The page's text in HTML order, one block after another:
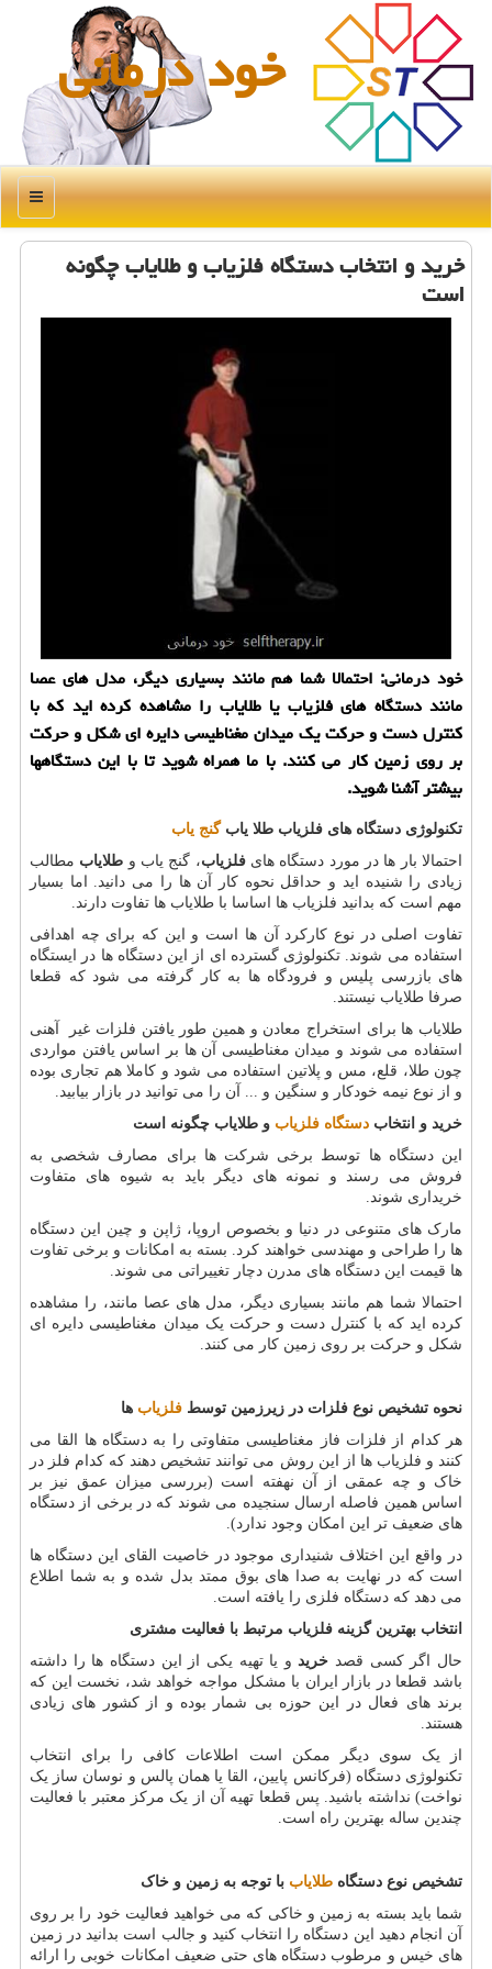
خود درمانی
منو
خرید و انتخاب دستگاه فلزیاب و طلایاب چگونه
است
خود درمانی: احتمالا شما هم مانند بسیاری دیگر، مدل های عصا
مانند دستگاه های فلزیاب یا طلایاب را مشاهده كرده اید كه با
كنترل دست و حركت یك میدان مغناطیسی دایره ای شكل و حركت
بر روی زمین كار می كنند. با ما همراه شوید تا با این دستگاهها
بیشتر آشنا شوید.
تکنولوژی دستگاه‌ های فلزیاب طلا یابگنج‌ یاب
احتمالا بار ها در مورد دستگاه هایفلزیاب، گنج یاب و طلایاب مطالب
زیادی را شنیده اید و حداقل نحوه کار آن ها را می دانید. اما بسیار
مهم است که بدانید فلزیاب ها اساسا با طلایاب ها تفاوت دارند.
تفاوت اصلی در نوع کارکرد آن ها است و این که برای چه اهدافی
استفاده می شوند. تکنولوژی گسترده ای از این دستگاه ها در ایستگاه
های بازرسی پلیس و فرودگاه ها به کار گرفته می شود که قطعا
صرفا طلایاب نیستند.
طلایاب ها برای استخراج معادن و همین طور یافتن فلزات غیر آهنی
استفاده می شوند و میدان مغناطیسی آن ها بر اساس یافتن مواردی
چون طلا، قلع، مس و پلاتین استفاده می شود و کاملا هم تجاری بوده
و از نوع نیمه خودکار و سنگین و ... آن را می توانید در بازار بیابید.
خرید و انتخاب دستگاه فلزیاب و طلایاب چگونه است
این دستگاه ها توسط برخی شرکت ها برای مصارف شخصی به
فروش می رسند و نمونه های دیگر باید به شیوه های متفاوت
خریداری شوند.
مارک های متنوعی در دنیا و بخصوص اروپا، ژاپن و چین این دستگاه
ها را طراحی و مهندسی خواهند کرد. بسته به امکانات و برخی تفاوت
ها قیمت این دستگاه های مدرن دچار تغییراتی می شوند.
احتمالا شما هم مانند بسیاری دیگر، مدل های عصا مانند، را مشاهده
کرده اید که با کنترل دست و حرکت یک میدان مغناطیسی دایره ای
شکل و حرکت بر روی زمین کار می کنند.
نحوه تشخیص نوع فلزات در زیرزمین توسط فلزیاب ها
هر کدام از فلزات فاز مغناطیسی متفاوتی را به دستگاه ها القا می
کنند و فلزیاب ها از این روش می توانند تشخیص دهند که کدام فلز در
خاک و چه عمقی از آن نهفته است (بررسی میزان عمق نیز بر
اساس همین فاصله ارسال سنجیده می شوند که در برخی از دستگاه
های ضعیف تر این امکان وجود ندارد).
در واقع این اختلاف شنیداری موجود در خاصیت القای این دستگاه ها
است که در نهایت به صدا های بوق ممتد بدل شده و به شما اطلاع
می دهد که دستگاه فلزی را یافته است.
انتخاب بهترین گزینه فلزیاب مرتبط با فعالیت مشتری
حال اگر کسی قصد خریدو یا تهیه یکی از این دستگاه ها را داشته
باشد قطعا در بازار ایران با مشکل مواجه خواهد شد، نخست این که
برند های فعال در این حوزه بی شمار بوده و از کشور های زیادی
هستند.
از یک سوی دیگر ممکن است اطلاعات کافی را برای انتخاب
تکنولوژی دستگاه (فرکانس پایین، القا یا همان پالس و نوسان ساز یک
نواخت) نداشته باشید. پس قطعا تهیه آن از یک مرکز معتبر با فعالیت
چندین ساله بهترین راه است.
تشخیص نوع دستگاه طلایاب با توجه به زمین و خاک
شما باید بسته به زمین و خاکی که می خواهید فعالیت خود را بر روی
آن انجام دهید این دستگاه را انتخاب کنید و جالب است بدانید در زمین
های خیس و مرطوب دستگاه های حتی ضعیف امکانات خوبی را ارائه